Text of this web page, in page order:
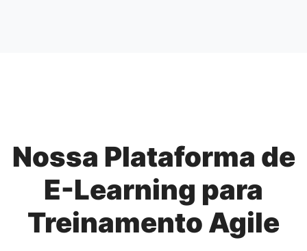
Nossa Plataforma de
E-Learning para
Treinamento Agile